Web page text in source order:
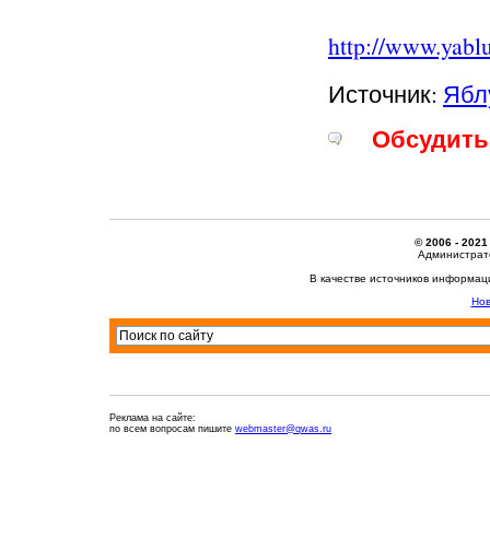
http://
Источник:
© 2006 - 2021
В качестве источников
Реклама на сайте:
по всем вопросам пишите webmaster@qwas.ru